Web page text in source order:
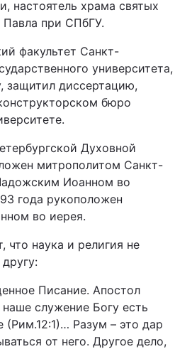
настоятель храма святых
при СПбГУ.
факультет Санкт-
университета,
защитил диссертацию,
бюро
Духовной
митрополитом Санкт-
Иоанном во
года рукоположен
во иерея.
что наука и религия не
Писание. Апостол
служение Богу есть
(Рим.12:1)… Разум – это дар
от него. Другое дело,